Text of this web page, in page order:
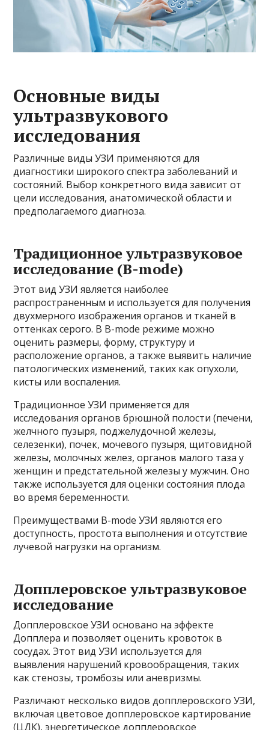
Основные виды
ультразвукового
исследования
Различные виды УЗИ применяются для
диагностики широкого спектра заболеваний и
состояний. Выбор конкретного вида зависит от
цели исследования, анатомической области и
предполагаемого диагноза.
Традиционное ультразвуковое
исследование (B-mode)
Этот вид УЗИ является наиболее
распространенным и используется для получения
двухмерного изображения органов и тканей в
оттенках серого. В B-mode режиме можно
оценить размеры, форму, структуру и
расположение органов, а также выявить наличие
патологических изменений, таких как опухоли,
кисты или воспаления.
Традиционное УЗИ применяется для
исследования органов брюшной полости (печени,
желчного пузыря, поджелудочной железы,
селезенки), почек, мочевого пузыря, щитовидной
железы, молочных желез, органов малого таза у
женщин и предстательной железы у мужчин. Оно
также используется для оценки состояния плода
во время беременности.
Преимуществами B-mode УЗИ являются его
доступность, простота выполнения и отсутствие
лучевой нагрузки на организм.
Допплеровское ультразвуковое
исследование
Допплеровское УЗИ основано на эффекте
Допплера и позволяет оценить кровоток в
сосудах. Этот вид УЗИ используется для
выявления нарушений кровообращения, таких
как стенозы, тромбозы или аневризмы.
Различают несколько видов допплеровского УЗИ,
включая цветовое допплеровское картирование
(ЦДК), энергетическое допплеровское